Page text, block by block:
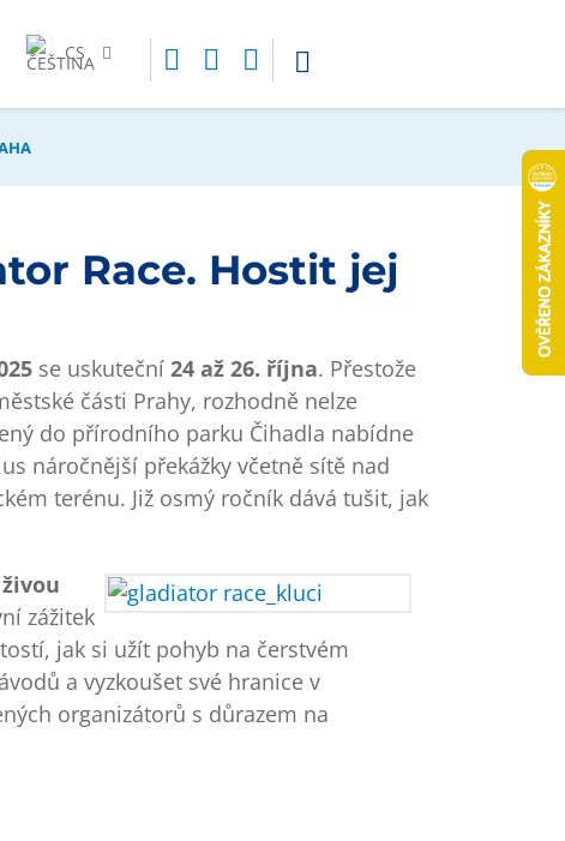
CS
Race. Hostit jej
se uskuteční 24 až 26. října. Přestože
části Prahy, rozhodně nelze
do přírodního parku Čihadla nabídne
náročnější překážky včetně sítě nad
terénu. Již osmý ročník dává tušit, jak
živou
zážitek
jak si užít pohyb na čerstvém
a vyzkoušet své hranice v
organizátorů s důrazem na